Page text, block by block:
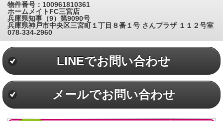
物件番号：100961810361
ホームメイトFC三宮店
兵庫県知事（9）第9090号
兵庫県神戸市中央区三宮町１丁目８番１号 さんプラザ １１２号室
078-334-2960
LINEでお問い合わせ
メールでお問い合わせ